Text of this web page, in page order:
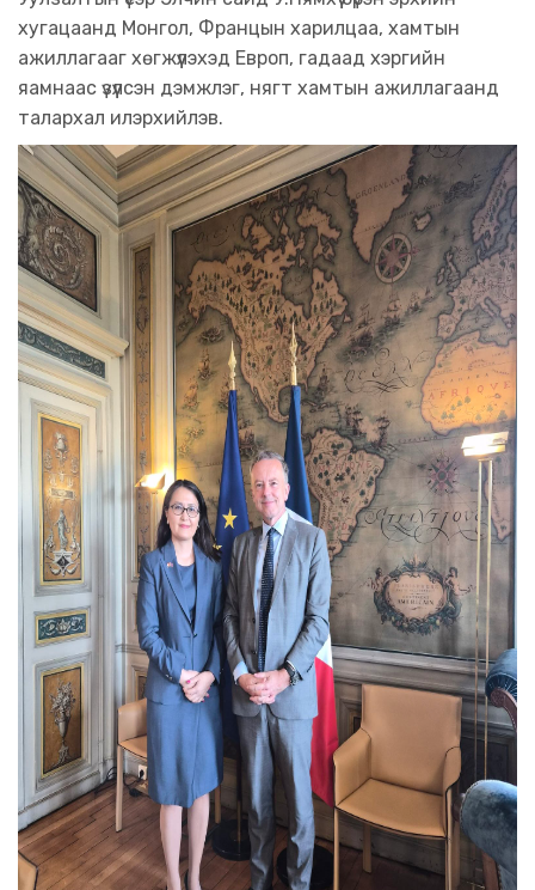
хугацаанд Монгол, Францын харилцаа, хамтын
ажиллагааг хөгжүүлэхэд Европ, гадаад хэргийн
яамнаас үзүүлсэн дэмжлэг, нягт хамтын ажиллагаанд
талархал илэрхийлэв.